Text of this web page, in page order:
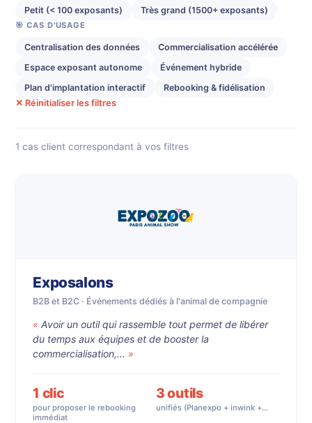
Petit (< 100 exposants)
Très grand (1500+ exposants)
🎯 CAS D'USAGE
Centralisation des données
Commercialisation accélérée
Espace exposant autonome
Événement hybride
Plan d'implantation interactif
Rebooking & fidélisation
✕ Réinitialiser les filtres
1 cas client correspondant à vos filtres
Exposalons
B2B et B2C · Événements dédiés à l'animal de compagnie
Avoir un outil qui rassemble tout permet de libérer
du temps aux équipes et de booster la
commercialisation,…
1 clic
pour proposer le rebooking
immédiat
3 outils
unifiés (Planexpo + inwink +…